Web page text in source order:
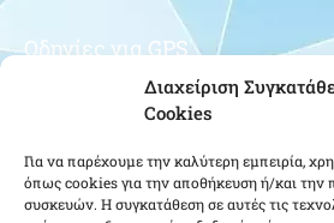
Διαχείριση
Cookies
Για να παρέχουμε την καλύτερη εμπειρία,
όπως cookies για την αποθήκευση ή/και την
συσκευών. Η συγκατάθεση σε αυτές τις
Οδηγίες για GPS